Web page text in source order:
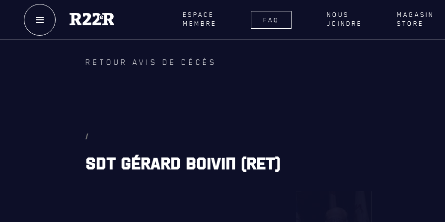
ESPACE
MEMBRE
FAQ
NOUS
JOINDRE
MAGASIN
STORE
CRÉATION DU RÉGIMENT
DIRIGEANTS ET SERGENTS-MAJORS
GOUVERNANCE
LES BATAILLONS
RETOUR AVIS DE DÉCÈS
/
SDT GÉRARD BOIVIN (RET)